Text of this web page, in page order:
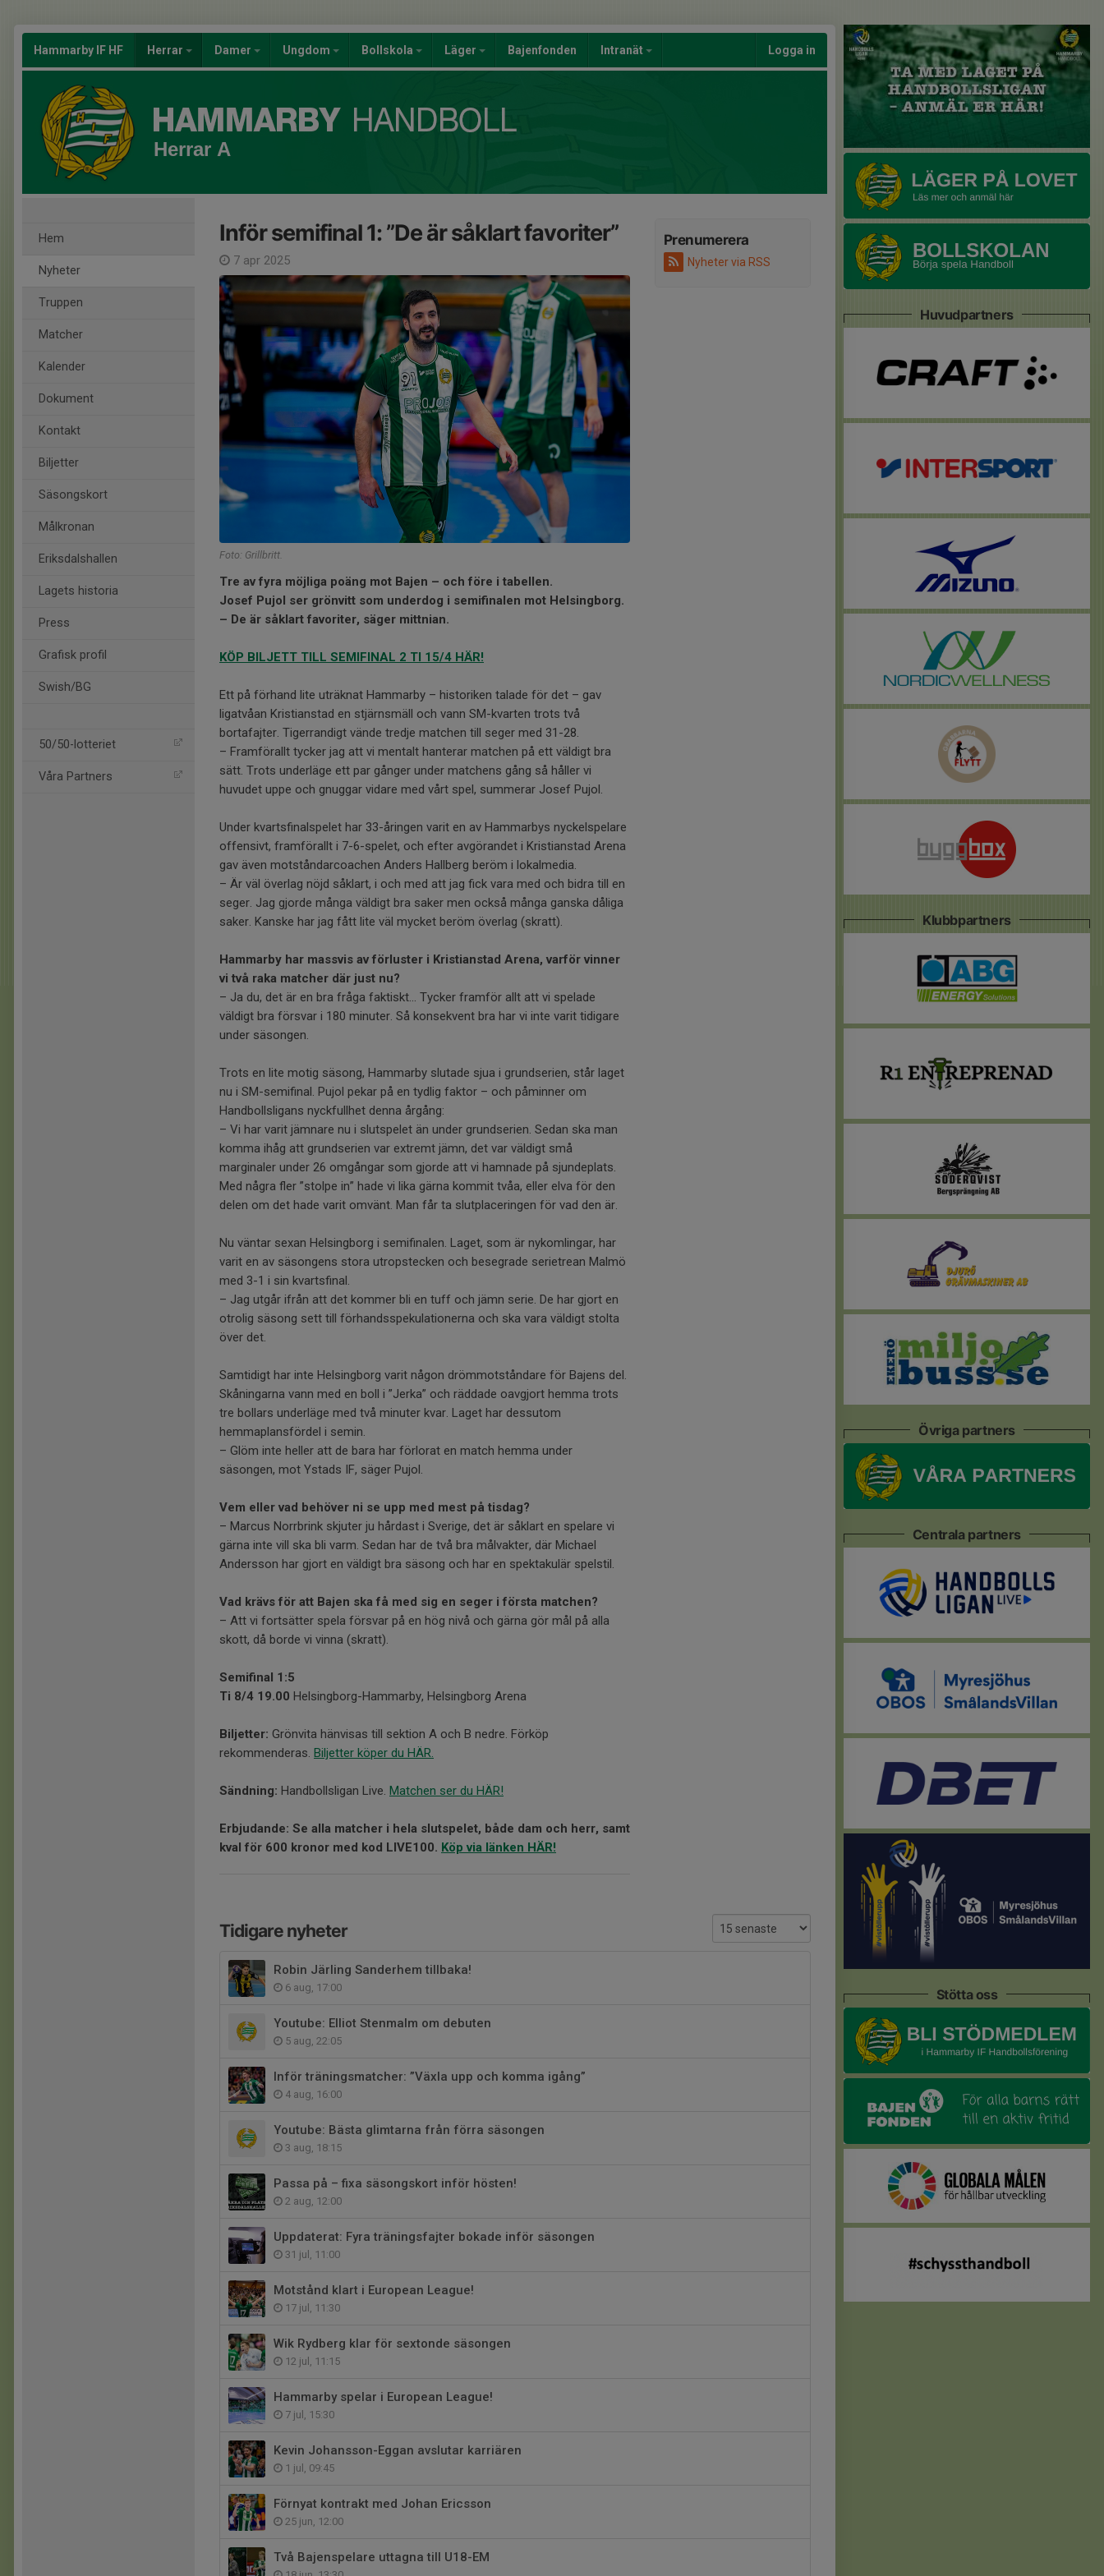
Hammarby IF HF Herrar Damer Ungdom Bollskola Läger Bajenfonden Intranät Logga in
Herrar A
Hem
Nyheter
Truppen
Matcher
Kalender
Dokument
Kontakt
Biljetter
Säsongskort
Målkronan
Eriksdalshallen
Lagets historia
Press
Grafisk profil
Swish/BG
50/50-lotteriet
Våra Partners
Prenumerera
Nyheter via RSS
Inför semifinal 1: ”De är såklart favoriter”
7 apr 2025
Foto: Grillbritt.
Tre av fyra möjliga poäng mot Bajen – och före i tabellen.
Josef Pujol ser grönvitt som underdog i semifinalen mot Helsingborg.
– De är såklart favoriter, säger mittnian.
KÖP BILJETT TILL SEMIFINAL 2 TI 15/4 HÄR!
Ett på förhand lite uträknat Hammarby – historiken talade för det – gav
ligatvåan Kristianstad en stjärnsmäll och vann SM-kvarten trots två
bortafajter. Tigerrandigt vände tredje matchen till seger med 31-28.
– Framförallt tycker jag att vi mentalt hanterar matchen på ett väldigt bra
sätt. Trots underläge ett par gånger under matchens gång så håller vi
huvudet uppe och gnuggar vidare med vårt spel, summerar Josef Pujol.
Under kvartsfinalspelet har 33-åringen varit en av Hammarbys nyckelspelare
offensivt, framförallt i 7-6-spelet, och efter avgörandet i Kristianstad Arena
gav även motståndarcoachen Anders Hallberg beröm i lokalmedia.
– Är väl överlag nöjd såklart, i och med att jag fick vara med och bidra till en
seger. Jag gjorde många väldigt bra saker men också många ganska dåliga
saker. Kanske har jag fått lite väl mycket beröm överlag (skratt).
Hammarby har massvis av förluster i Kristianstad Arena, varför vinner
vi två raka matcher där just nu?
– Ja du, det är en bra fråga faktiskt... Tycker framför allt att vi spelade
väldigt bra försvar i 180 minuter. Så konsekvent bra har vi inte varit tidigare
under säsongen.
Trots en lite motig säsong, Hammarby slutade sjua i grundserien, står laget
nu i SM-semifinal. Pujol pekar på en tydlig faktor – och påminner om
Handbollsligans nyckfullhet denna årgång:
– Vi har varit jämnare nu i slutspelet än under grundserien. Sedan ska man
komma ihåg att grundserien var extremt jämn, det var väldigt små
marginaler under 26 omgångar som gjorde att vi hamnade på sjundeplats.
Med några fler ”stolpe in” hade vi lika gärna kommit tvåa, eller elva för den
delen om det hade varit omvänt. Man får ta slutplaceringen för vad den är.
Nu väntar sexan Helsingborg i semifinalen. Laget, som är nykomlingar, har
varit en av säsongens stora utropstecken och besegrade serietrean Malmö
med 3-1 i sin kvartsfinal.
– Jag utgår ifrån att det kommer bli en tuff och jämn serie. De har gjort en
otrolig säsong sett till förhandsspekulationerna och ska vara väldigt stolta
över det.
Samtidigt har inte Helsingborg varit någon drömmotståndare för Bajens del.
Skåningarna vann med en boll i ”Jerka” och räddade oavgjort hemma trots
tre bollars underläge med två minuter kvar. Laget har dessutom
hemmaplansfördel i semin.
– Glöm inte heller att de bara har förlorat en match hemma under
säsongen, mot Ystads IF, säger Pujol.
Vem eller vad behöver ni se upp med mest på tisdag?
– Marcus Norrbrink skjuter ju hårdast i Sverige, det är såklart en spelare vi
gärna inte vill ska bli varm. Sedan har de två bra målvakter, där Michael
Andersson har gjort en väldigt bra säsong och har en spektakulär spelstil.
Vad krävs för att Bajen ska få med sig en seger i första matchen?
– Att vi fortsätter spela försvar på en hög nivå och gärna gör mål på alla
skott, då borde vi vinna (skratt).
Semifinal 1:5
Ti 8/4 19.00 Helsingborg-Hammarby, Helsingborg Arena
Biljetter: Grönvita hänvisas till sektion A och B nedre. Förköp
rekommenderas. Biljetter köper du HÄR.
Sändning: Handbollsligan Live. Matchen ser du HÄR!
Erbjudande: Se alla matcher i hela slutspelet, både dam och herr, samt
kval för 600 kronor med kod LIVE100. Köp via länken HÄR!
Tidigare nyheter
Robin Järling Sanderhem tillbaka!
6 aug, 17:00
Youtube: Elliot Stenmalm om debuten
5 aug, 22:05
Inför träningsmatcher: ”Växla upp och komma igång”
4 aug, 16:00
Youtube: Bästa glimtarna från förra säsongen
3 aug, 18:15
Passa på – fixa säsongskort inför hösten!
2 aug, 12:00
Uppdaterat: Fyra träningsfajter bokade inför säsongen
31 jul, 11:00
Motstånd klart i European League!
17 jul, 11:30
Wik Rydberg klar för sextonde säsongen
12 jul, 11:15
Hammarby spelar i European League!
7 jul, 15:30
Kevin Johansson-Eggan avslutar karriären
1 jul, 09:45
Förnyat kontrakt med Johan Ericsson
25 jun, 12:00
Två Bajenspelare uttagna till U18-EM
Huvudpartners
Klubbpartners
Övriga partners
Centrala partners
Stötta oss